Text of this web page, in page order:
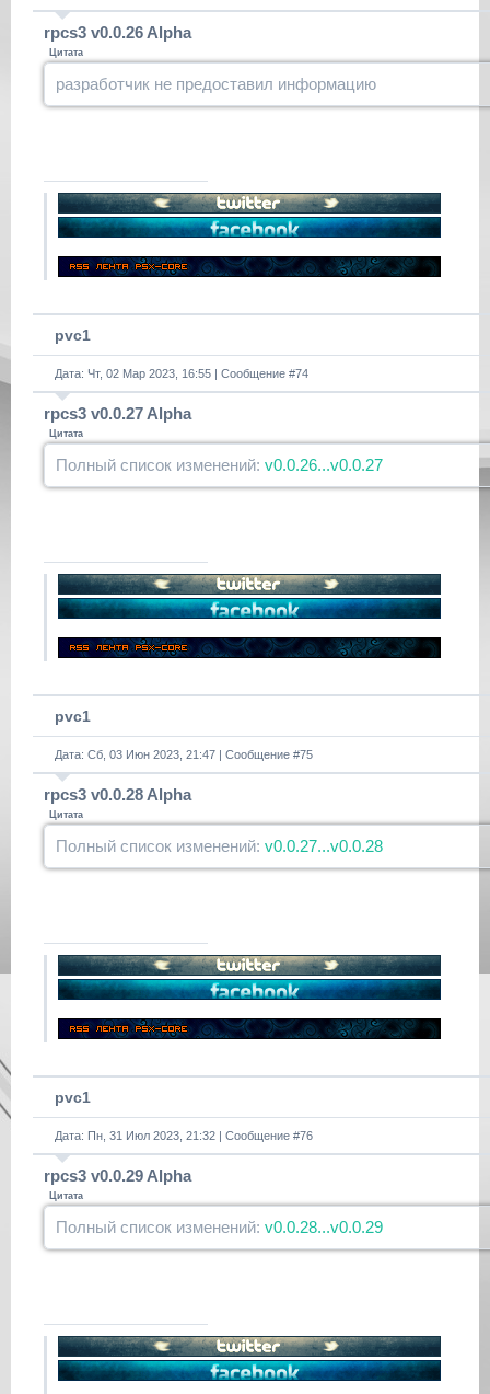
rpcs3 v0.0.26 Alpha
Цитата
разработчик не предоставил информацию
pvc1
Дата: Чт, 02 Мар 2023, 16:55 | Сообщение #74
rpcs3 v0.0.27 Alpha
Цитата
Полный список изменений: v0.0.26...v0.0.27
pvc1
Дата: Сб, 03 Июн 2023, 21:47 | Сообщение #75
rpcs3 v0.0.28 Alpha
Цитата
Полный список изменений: v0.0.27...v0.0.28
pvc1
Дата: Пн, 31 Июл 2023, 21:32 | Сообщение #76
rpcs3 v0.0.29 Alpha
Цитата
Полный список изменений: v0.0.28...v0.0.29